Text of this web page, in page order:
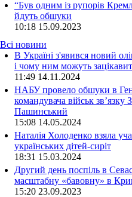
“Був одним із рупорів
йдуть обшуки
10:18 15.09.2023
Всі новини
В Україні з'явився новий
і чому ним можуть
11:49 14.11.2024
НАБУ провело обшуки в
командувача військ
Пашинський
15:08 14.05.2024
Наталія Холоденко взяла
українських дітей-сиріт
18:31 15.03.2024
Другий день поспіль в
масштабну «бавовну» в
15:20 23.09.2023